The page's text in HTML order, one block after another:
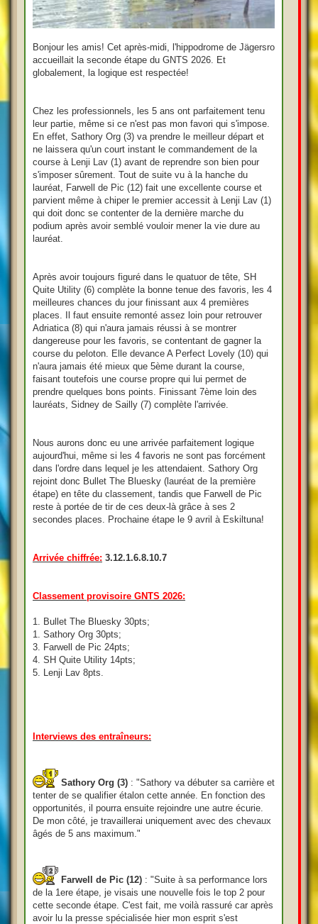
Bonjour les amis! Cet après-midi, l'hippodrome de Jägersro
accueillait la seconde étape du GNTS 2026. Et
globalement, la logique est respectée!
Chez les professionnels, les 5 ans ont parfaitement tenu
leur partie, même si ce n'est pas mon favori qui s'impose.
En effet, Sathory Org (3) va prendre le meilleur départ et
ne laissera qu'un court instant le commandement de la
course à Lenji Lav (1) avant de reprendre son bien pour
s'imposer sûrement. Tout de suite vu à la hanche du
lauréat, Farwell de Pic (12) fait une excellente course et
parvient même à chiper le premier accessit à Lenji Lav (1)
qui doit donc se contenter de la dernière marche du
podium après avoir semblé vouloir mener la vie dure au
lauréat.
Après avoir toujours figuré dans le quatuor de tête, SH
Quite Utility (6) complète la bonne tenue des favoris, les 4
meilleures chances du jour finissant aux 4 premières
places. Il faut ensuite remonté assez loin pour retrouver
Adriatica (8) qui n'aura jamais réussi à se montrer
dangereuse pour les favoris, se contentant de gagner la
course du peloton. Elle devance A Perfect Lovely (10) qui
n'aura jamais été mieux que 5ème durant la course,
faisant toutefois une course propre qui lui permet de
prendre quelques bons points. Finissant 7ème loin des
lauréats, Sidney de Sailly (7) complète l'arrivée.
Nous aurons donc eu une arrivée parfaitement logique
aujourd'hui, même si les 4 favoris ne sont pas forcément
dans l'ordre dans lequel je les attendaient. Sathory Org
rejoint donc Bullet The Bluesky (lauréat de la première
étape) en tête du classement, tandis que Farwell de Pic
reste à portée de tir de ces deux-là grâce à ses 2
secondes places. Prochaine étape le 9 avril à Eskiltuna!
Arrivée chiffrée: 3.12.1.6.8.10.7
Classement provisoire GNTS 2026:
1. Bullet The Bluesky 30pts;
1. Sathory Org 30pts;
3. Farwell de Pic 24pts;
4. SH Quite Utility 14pts;
5. Lenji Lav 8pts.
Interviews des entraîneurs:
Sathory Org (3) : "Sathory va débuter sa carrière et
tenter de se qualifier étalon cette année. En fonction des
opportunités, il pourra ensuite rejoindre une autre écurie.
De mon côté, je travaillerai uniquement avec des chevaux
âgés de 5 ans maximum."
Farwell de Pic (12) : "Suite à sa performance lors
de la 1ere étape, je visais une nouvelle fois le top 2 pour
cette seconde étape. C'est fait, me voilà rassuré car après
avoir lu la presse spécialisée hier mon esprit s'est